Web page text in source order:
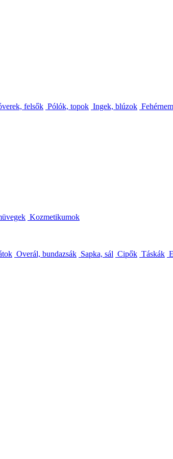
felsők Pólók, topok Ingek, blúzok
Kozmetikumok
Overál, bundazsák Sapka, sál Cipők Táskák